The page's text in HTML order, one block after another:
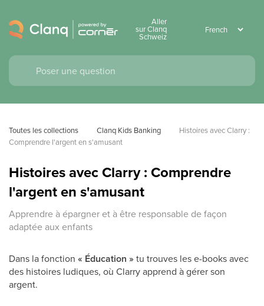
Aller
sur Clanq
Schweiz
Toutes les collections Clanq Kids Banking
Histoires avec Clarry :
Comprendre l'argent en s'amusant
Histoires avec Clarry : Comprendre
l'argent en s'amusant
Apprendre à épargner et à être responsable de façon
adaptée aux enfants
Dans la fonction « Éducation » tu trouves les e-books avec
des histoires ludiques, où Clarry apprend à gérer son
argent.